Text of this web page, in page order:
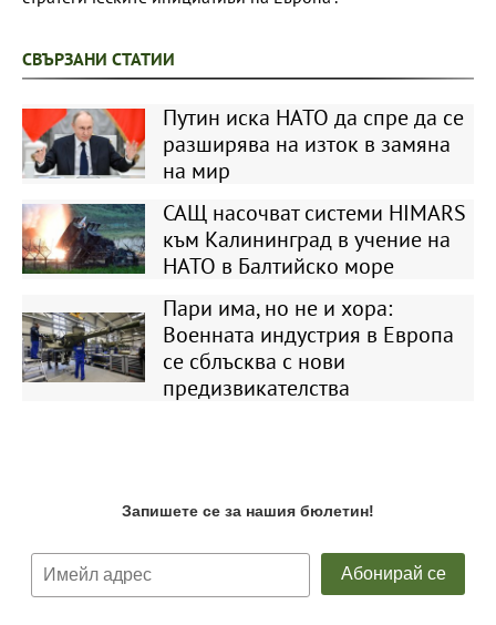
СВЪРЗАНИ СТАТИИ
Путин иска НАТО да спре да се
разширява на изток в замяна
на мир
САЩ насочват системи HIMARS
към Калининград в учение на
НАТО в Балтийско море
Пари има, но не и хора:
Военната индустрия в Европа
се сблъсква с нови
предизвикателства